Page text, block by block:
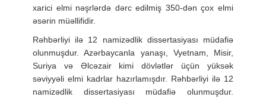
xarici elmi nəşrlərdə dərc edilmiş 350-dən çox elmi
əsərin müəllifidir.
Rəhbərliyi ilə 12 namizədlik dissertasiyası müdafiə
olunmuşdur. Azər­baycanla yanaşı, Vyetnam, Misir,
Suriya və Əlcəzair kimi dövlətlər üçün yüksək
səviyyəli elmi kadrlar hazırlamışdır. Rəhbərliyi ilə 12
namizədlik dissertasiyası müdafiə olunmuşdur.